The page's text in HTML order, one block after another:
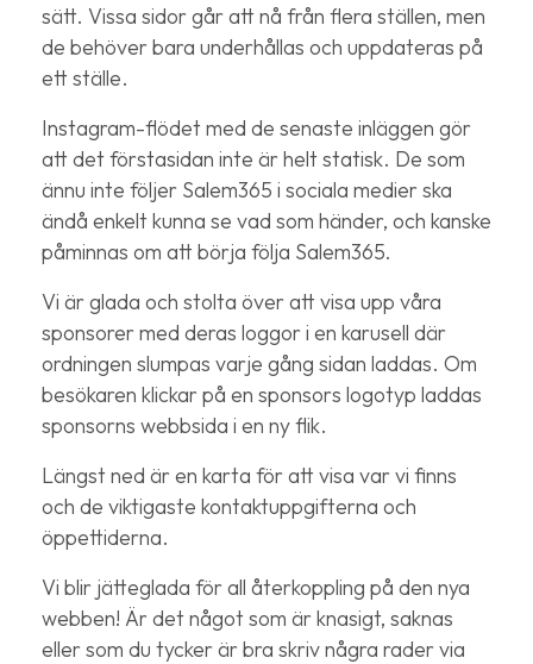
sätt. Vissa sidor går att nå från flera ställen, men
de behöver bara underhållas och uppdateras på
ett ställe.
Instagram-flödet med de senaste inläggen gör
att det förstasidan inte är helt statisk. De som
ännu inte följer Salem365 i sociala medier ska
ändå enkelt kunna se vad som händer, och kanske
påminnas om att börja följa Salem365.
Vi är glada och stolta över att visa upp våra
sponsorer med deras loggor i en karusell där
ordningen slumpas varje gång sidan laddas. Om
besökaren klickar på en sponsors logotyp laddas
sponsorns webbsida i en ny flik.
Längst ned är en karta för att visa var vi finns
och de viktigaste kontaktuppgifterna och
öppettiderna.
Vi blir jätteglada för all återkoppling på den nya
webben! Är det något som är knasigt, saknas
eller som du tycker är bra skriv några rader via